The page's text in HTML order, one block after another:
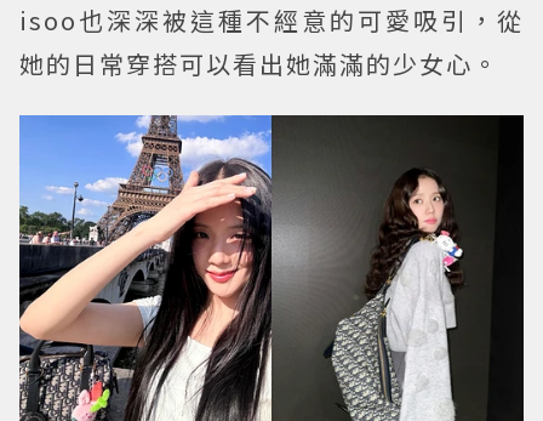
isoo也深深被這種不經意的可愛吸引，從
她的日常穿搭可以看出她滿滿的少女心。